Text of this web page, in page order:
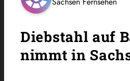
Diebstahl auf
nimmt in